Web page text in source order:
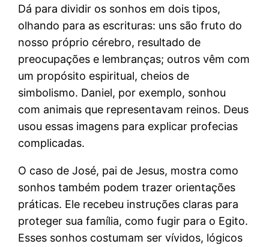
Dá para dividir os sonhos em dois tipos,
olhando para as escrituras: uns são fruto do
nosso próprio cérebro, resultado de
preocupações e lembranças; outros vêm com
um propósito espiritual, cheios de
simbolismo. Daniel, por exemplo, sonhou
com animais que representavam reinos. Deus
usou essas imagens para explicar profecias
complicadas.
O caso de José, pai de Jesus, mostra como
sonhos também podem trazer orientações
práticas. Ele recebeu instruções claras para
proteger sua família, como fugir para o Egito.
Esses sonhos costumam ser vívidos, lógicos